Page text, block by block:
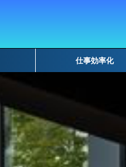
仕事効率化